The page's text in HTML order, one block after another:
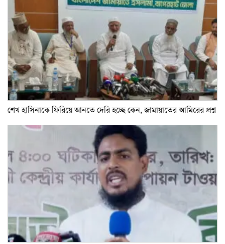
শেখ হাসিনাকে ফিরিয়ে আনতে দেরি হচ্ছে কেন, জামায়াতের আমিরের প্রশ্ন